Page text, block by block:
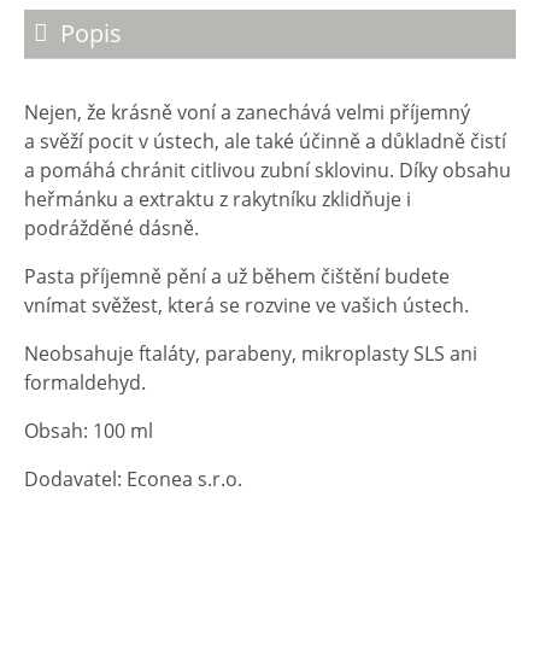
Popis
Nejen, že krásně voní a zanechává velmi příjemný
a svěží pocit v ústech, ale také účinně a důkladně čistí
a pomáhá chránit citlivou zubní sklovinu. Díky obsahu
heřmánku a extraktu z rakytníku zklidňuje i
podrážděné dásně.
Pasta příjemně pění a už během čištění budete
vnímat svěžest, která se rozvine ve vašich ústech.
Neobsahuje ftaláty, parabeny, mikroplasty SLS ani
formaldehyd.
Obsah: 100 ml
Dodavatel: Econea s.r.o.